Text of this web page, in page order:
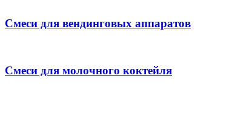
Смеси для вендинговых аппаратов
Смеси для молочного коктейля